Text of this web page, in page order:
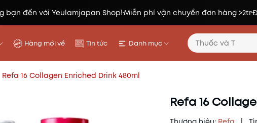
bạn đến với Yeulamjapan Shop!Miễn phí vận chuyển đơn hàng >2tr
Hàng mới về Tin tức Danh mục
Refa 16 Collagen Enriched Drink 480ml
Refa 16